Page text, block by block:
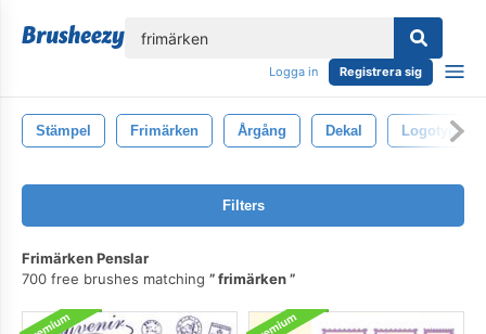
Logga in Registrera sig
Stämpel Frimärken Årgång Dekal Logotyp
Filters
Frimärken Penslar
700 free brushes matching
frimärken